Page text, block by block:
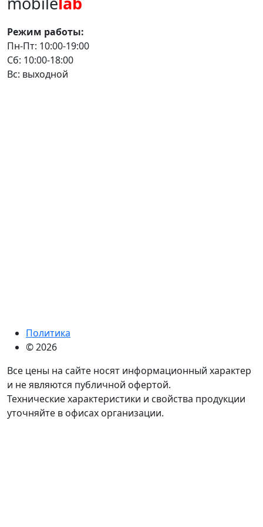
Режим работы:
Пн-Пт: 10:00-19:00
Сб: 10:00-18:00
Вс: выходной
Политика
© 2026
Все цены на сайте носят информационный характер
и не являются публичной офертой.
Технические характеристики и свойства продукции
уточняйте в офисах организации.